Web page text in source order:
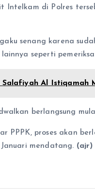
di Polres
senang karena
seperti
Al Istiqamah
berlangsung
PPPK, proses akan
mendatang. (ajr)